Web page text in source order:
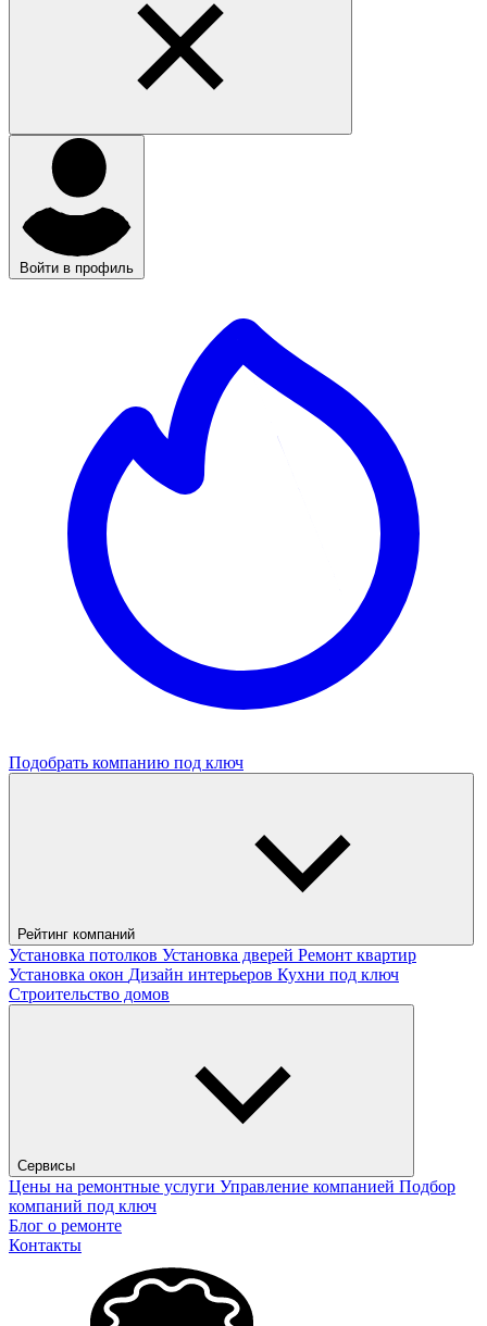
Войти в профиль
Подобрать компанию под ключ
Рейтинг компаний
Установка потолков Установка дверей Ремонт квартир
Установка окон Дизайн интерьеров Кухни под ключ
Строительство домов
Сервисы
Цены на ремонтные услуги Управление компанией Подбор
компаний под ключ
Блог о ремонте
Контакты